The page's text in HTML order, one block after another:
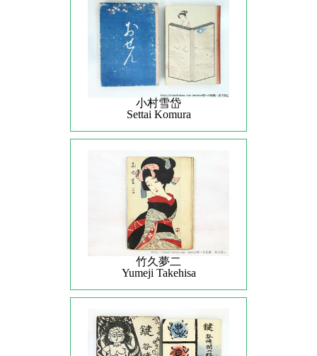
小村雪岱
Settai Komura
竹久夢二
Yumeji Takehisa